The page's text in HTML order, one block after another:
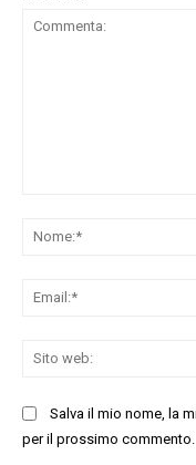
Salva il mio nome, la
per il prossimo commento.